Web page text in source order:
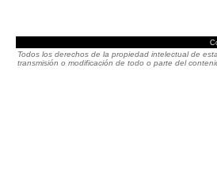
Todos los derechos de la propiedad intelectual de
transmisión o modificación de todo o parte del